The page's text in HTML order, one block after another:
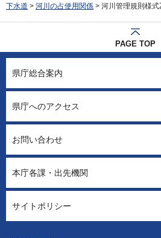
下水道 > 河川の占使用関係 > 河川管理規則様
PAGE TOP
県庁総合案内
県庁へのアクセス
お問い合わせ
本庁各課・出先機関
サイトポリシー